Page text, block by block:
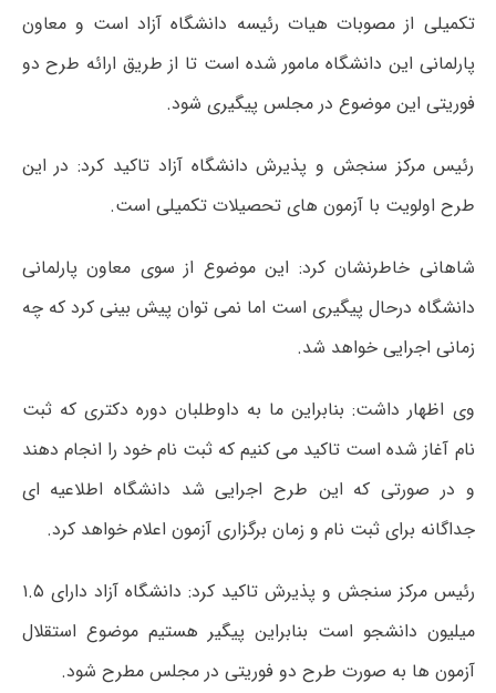
تکمیلی از مصوبات هیات رئیسه دانشگاه آزاد است و معاون
پارلمانی این دانشگاه مامور شده است تا از طریق ارائه طرح دو
فوریتی این موضوع در مجلس پیگیری شود.
رئیس مرکز سنجش و پذیرش دانشگاه آزاد تاکید کرد: در این
طرح اولویت با آزمون های تحصیلات تکمیلی است.
شاهانی خاطرنشان کرد: این موضوع از سوی معاون پارلمانی
دانشگاه درحال پیگیری است اما نمی توان پیش بینی کرد که چه
زمانی اجرایی خواهد شد.
وی اظهار داشت: بنابراین ما به داوطلبان دوره دکتری که ثبت
نام آغاز شده است تاکید می کنیم که ثبت نام خود را انجام دهند
و در صورتی که این طرح اجرایی شد دانشگاه اطلاعیه ای
جداگانه برای ثبت نام و زمان برگزاری آزمون اعلام خواهد کرد.
رئیس مرکز سنجش و پذیرش تاکید کرد: دانشگاه آزاد دارای ۱.۵
میلیون دانشجو است بنابراین پیگیر هستیم موضوع استقلال
آزمون ها به صورت طرح دو فوریتی در مجلس مطرح شود.